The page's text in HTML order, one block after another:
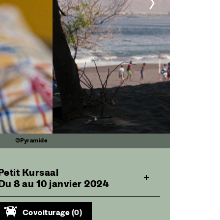
©Pyramide
Kursaal
8 au 10 janvier 2024
Covoiturage (0)